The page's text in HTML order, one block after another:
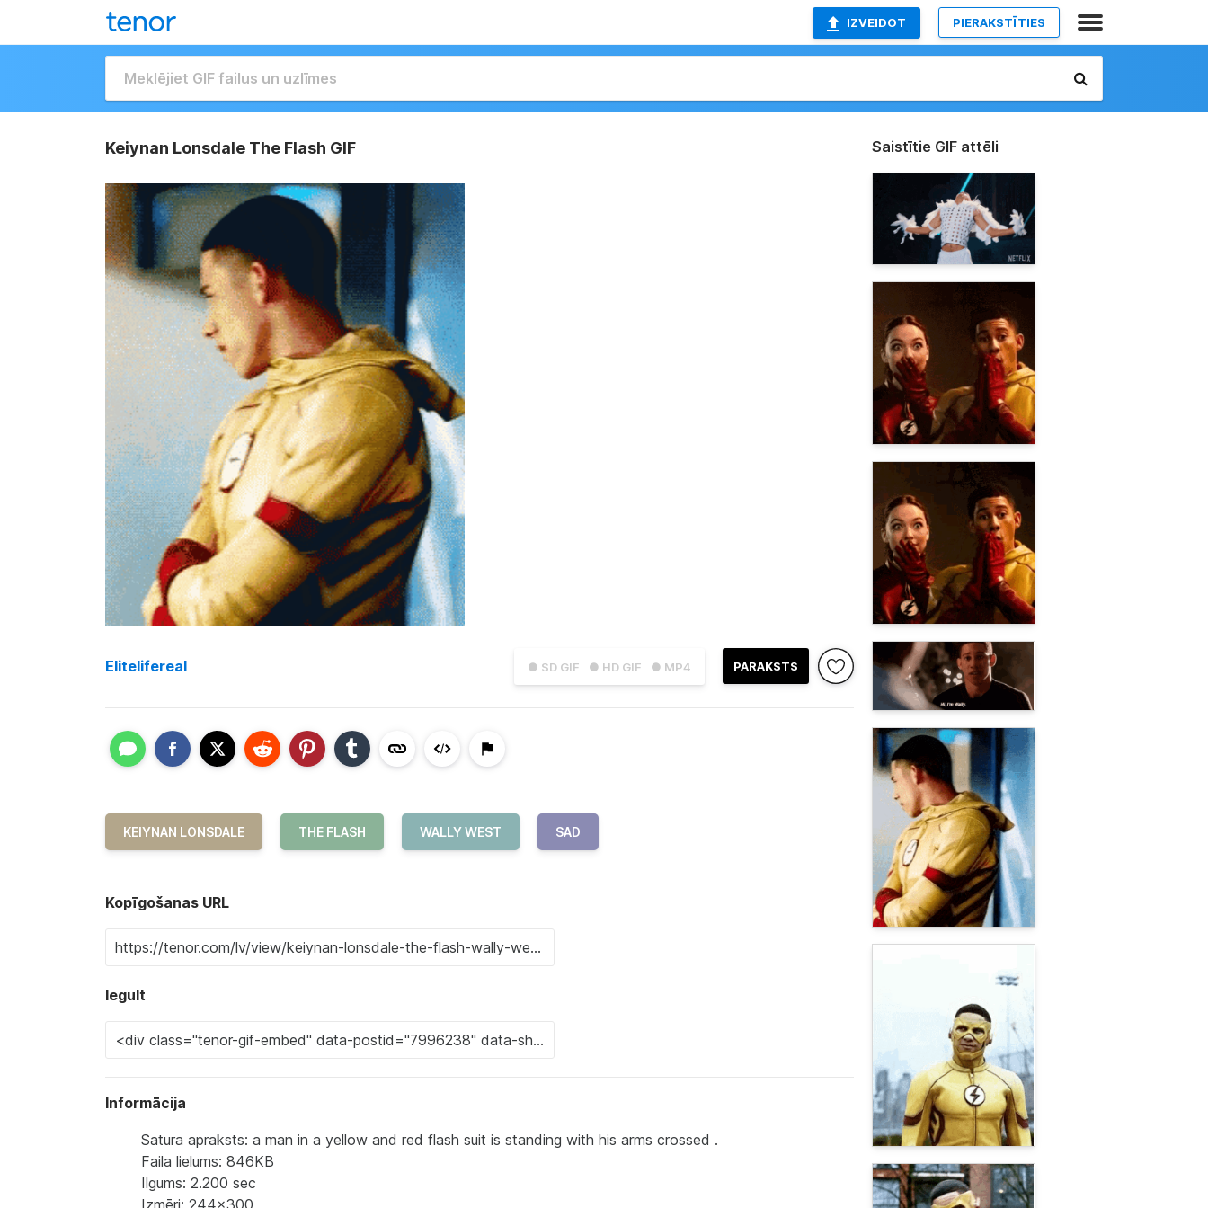
IZVEIDOT PIERAKSTĪTIES
Keiynan Lonsdale The Flash GIF
● SD GIF ● HD GIF ● MP4 PARAKSTS
Elitelifereal
KEIYNAN LONSDALE THE FLASH WALLY WEST SAD
Kopīgošanas URL
Iegult
Informācija
Satura apraksts: a man in a yellow and red flash suit is standing with his arms crossed .
Faila lielums: 846KB
Ilgums: 2.200 sec
Izmēri: 244x300
Saistītie GIF attēli